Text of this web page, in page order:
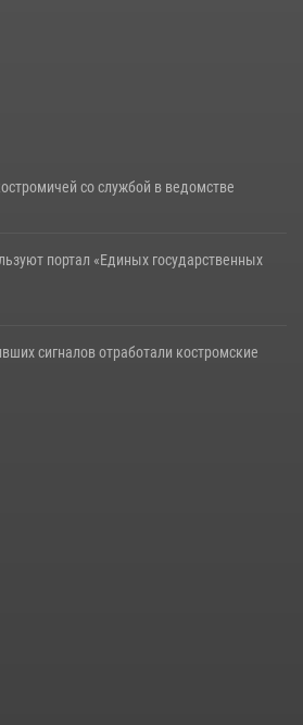
со службой в ведомстве
портал «Единых государственных
сигналов отработали костромские